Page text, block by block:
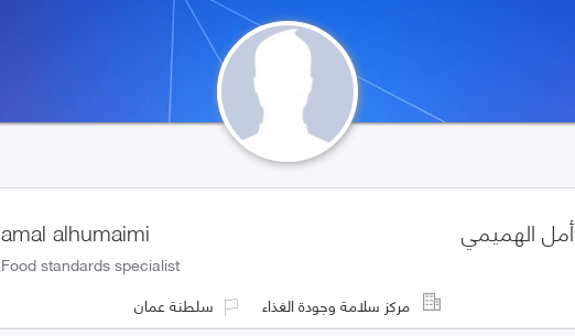
amal alhumaimi
Food standards specialist
أمل الهميمي
مركز سلامة وجودة الغذاء سلطنة عمان